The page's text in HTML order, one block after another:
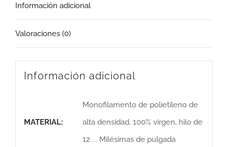
Información adicional
Valoraciones (0)
Información adicional
MATERIAL:
Monofilamento de polietileno de
alta densidad. 100% virgen, hilo de
12 . . Milésimas de pulgada